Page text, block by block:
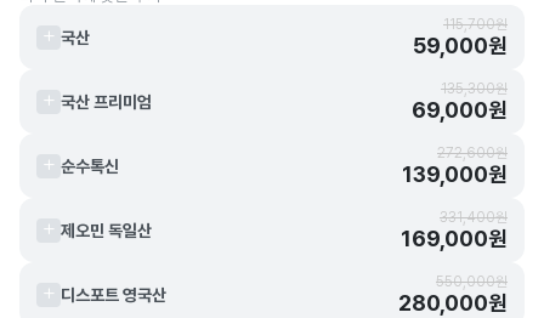
국산
115,700원
59,000원
국산 프리미엄
135,300원
69,000원
순수톡신
272,600원
139,000원
제오민 독일산
331,400원
169,000원
디스포트 영국산
550,000원
280,000원